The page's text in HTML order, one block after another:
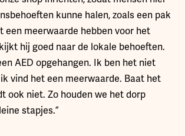
kunne halen, zoals een pak
een meerwaarde hebben voor het
hij goed naar de lokale behoeften.
AED opgehangen. Ik ben het niet
vind het een meerwaarde. Baat het
ook niet. Zo houden we het dorp
stapjes.”